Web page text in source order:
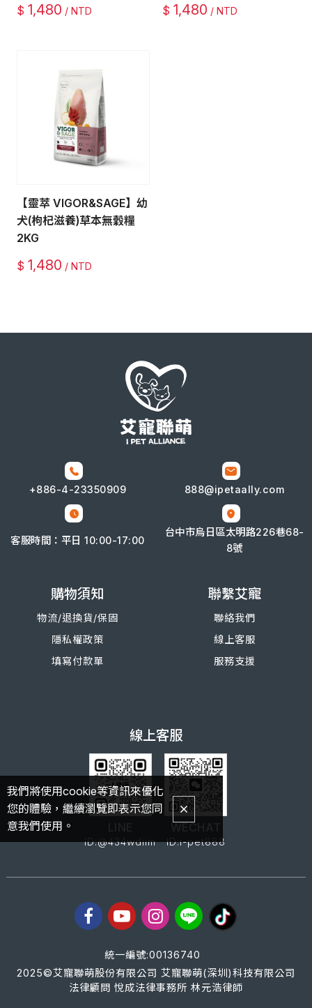
$ 1,480 / NTD
$ 1,480 / NTD
【靈萃 VIGOR&SAGE】幼
犬(枸杞滋養)草本無穀糧
2KG
$ 1,480 / NTD
+886-4-23350909 888@ipetaally.com
客服時間：平日 10:00-17:00
台中市烏日區太明路226巷68-
8號
購物須知
物流/退換貨/保固
隱私權政策
填寫付款單
聯繫艾寵
聯絡我們
線上客服
服務支援
線上客服
ID:@434wdiim ID:i-pet888
統一編號:00136740
2025©艾寵聯萌股份有限公司 艾寵聯萌(深圳)科技有限公司
法律顧問 悅成法律事務所 林元浩律師
我們將使用cookie等資訊來優化
您的體驗，繼續瀏覽即表示您同
意我們使用。